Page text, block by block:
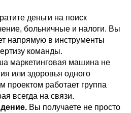
деньги на поиск
больничные и налоги. Вы
напрямую в инструменты
команды.
маркетинговая машина не
или здоровья одного
проектом работает группа
всегда на связи.
Вы получаете не просто